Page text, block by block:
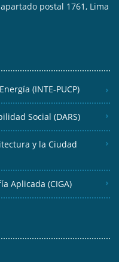
postal 1761, Lima
(INTE-PUCP)
Social (DARS)
y la Ciudad
Aplicada (CIGA)